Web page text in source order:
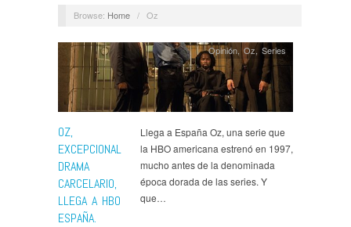
Browse: Home / Oz
OZ,
EXCEPCIONAL
DRAMA
CARCELARIO,
LLEGA A HBO
ESPAÑA.
Opinión,Oz,Series
Llega a España Oz, una serie que
la HBO americana estrenó en 1997,
mucho antes de la denominada
época dorada de las series. Y
que…